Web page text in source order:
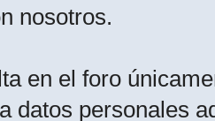
nosotros.
en el foro
datos personales